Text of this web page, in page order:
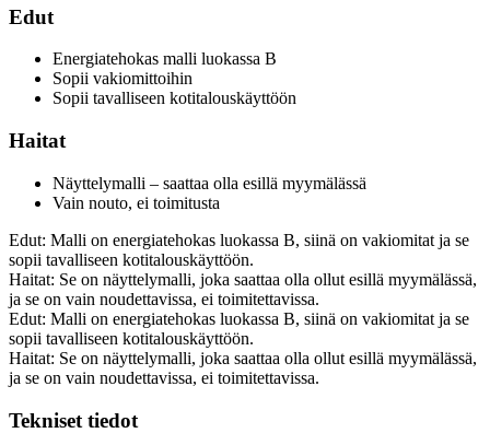
Edut
Energiatehokas malli luokassa B
Sopii vakiomittoihin
Sopii tavalliseen kotitalouskäyttöön
Haitat
Näyttelymalli – saattaa olla esillä myymälässä
Vain nouto, ei toimitusta
Edut: Malli on energiatehokas luokassa B, siinä on vakiomitat ja se
sopii tavalliseen kotitalouskäyttöön.
Haitat: Se on näyttelymalli, joka saattaa olla ollut esillä myymälässä,
ja se on vain noudettavissa, ei toimitettavissa.
Edut: Malli on energiatehokas luokassa B, siinä on vakiomitat ja se
sopii tavalliseen kotitalouskäyttöön.
Haitat: Se on näyttelymalli, joka saattaa olla ollut esillä myymälässä,
ja se on vain noudettavissa, ei toimitettavissa.
Tekniset tiedot